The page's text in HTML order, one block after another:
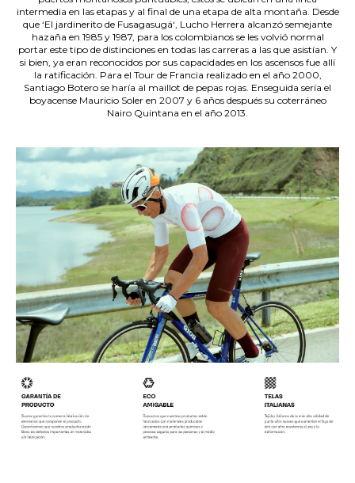
intermedia en las etapas y al final de una etapa de alta montaña. Desde
que ‘El jardinerito de Fusagasugá‘, Lucho Herrera alcanzó semejante
hazaña en 1985 y 1987, para los colombianos se les volvió normal
portar este tipo de distinciones en todas las carreras a las que asistían. Y
si bien, ya eran reconocidos por sus capacidades en los ascensos fue allí
la ratificación. Para el Tour de Francia realizado en el año 2000,
Santiago Botero se haría al maillot de pepas rojas. Enseguida sería el
boyacense Mauricio Soler en 2007 y 6 años después su coterráneo
Nairo Quintana en el año 2013.